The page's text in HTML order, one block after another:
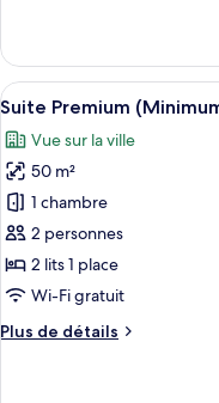
le
type
de
Chambre
Double
Premium
Afficher
toutes
les
photos
pour
ce
type
de
chambre :
Suite
11
Suite Premium
Vue sur la ville
50 m²
1 chambre
2 personnes
2 lits 1 place
Wi-Fi gratuit
Plus de détails
Plus